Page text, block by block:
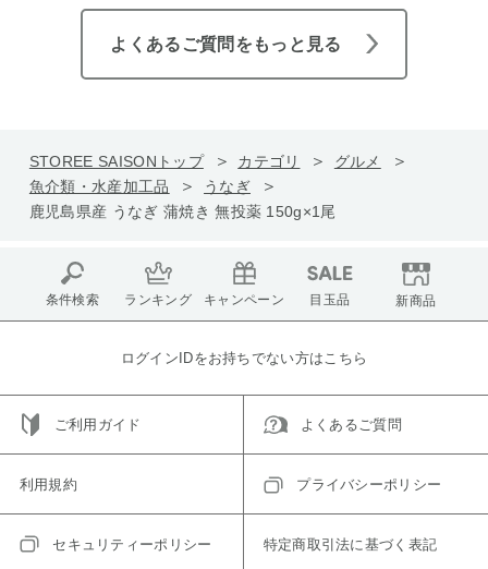
よくあるご質問をもっと見る
STOREE SAISONトップ カテゴリ
グルメ
魚介類・水産加工品
うなぎ
鹿児島県産 うなぎ 蒲焼き 無投薬 150g×1尾
条件検索 ランキング キャンペーン 目玉品 新商品
ログインIDをお持ちでない方はこちら
ご利用ガイド よくあるご質問
利用規約 プライバシーポリシー
セキュリティーポリシー 特定商取引法に基づく表記